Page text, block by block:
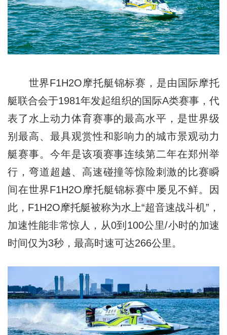
世界F1H2O摩托艇锦标赛，是由国际摩托
艇联合会于1981年发起组织的国际A类赛事，代
表了水上动力体育赛事的最高水平，是世界级
别最高、最具观赏性和影响力的城市景观动力
艇赛事。今年是该项赛事连续第二年在郑州举
行，弯道超越、高速碰撞等惊险刺激的比赛瞬
间在世界F1H2O摩托艇锦标赛中屡见不鲜。因
此，F1H2O摩托艇被称为水上“超音速战斗机”，
加速性能非常惊人，从0到100公里/小时的加速
时间仅为3秒，最高时速可达266公里。